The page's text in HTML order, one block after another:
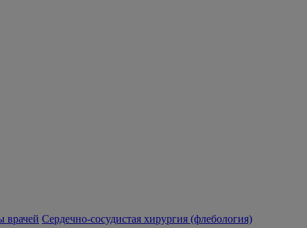
врачей Сердечно-сосудистая хирургия (флебология)